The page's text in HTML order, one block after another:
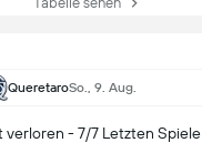
QueretaroSo., 9. Aug.
verloren - 7/7 Letzten Spiele